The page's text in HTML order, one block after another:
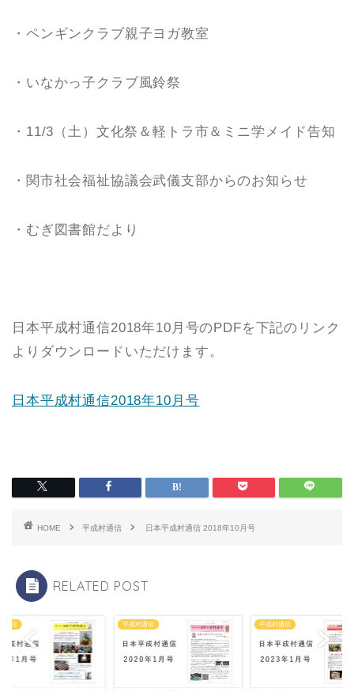
・ペンギンクラブ親子ヨガ教室
・いなかっ子クラブ風鈴祭
・11/3（土）文化祭＆軽トラ市＆ミニ学メイド告知
・関市社会福祉協議会武儀支部からのお知らせ
・むぎ図書館だより
日本平成村通信2018年10月号のPDFを下記のリンク
よりダウンロードいただけます。
日本平成村通信2018年10月号
HOME 平成村通信 日本平成村通信 2018年10月号
RELATED POST
通信 平成村通信 平成村通信